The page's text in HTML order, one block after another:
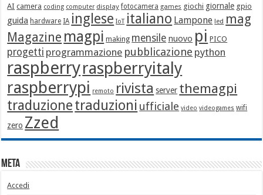
AI camera coding computer display fotocamera games giochi giornale gpio
guida hardware IA inglese IoT italiano Lampone led mag
Magazine magpi making mensile nuovo pi PICO
progetti programmazione pubblicazione python
raspberryraspberryitaly
raspberrypi remoto rivista server themagpi
traduzionetraduzioni ufficiale video videogames wifi
zero Zzed
Meta
Accedi